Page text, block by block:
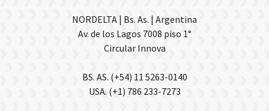
NORDELTA | Bs. As. | Argentina
Av. de los Lagos 7008 piso 1°
Circular Innova
BS. AS. (+54) 11 5263-0140
USA. (+1) 786 233-7273